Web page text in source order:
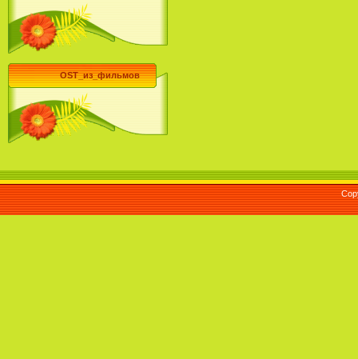
OST_из_фильмов